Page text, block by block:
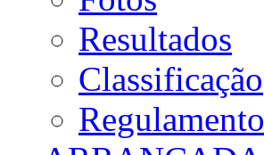
Resultados
Classificação
Regulamento